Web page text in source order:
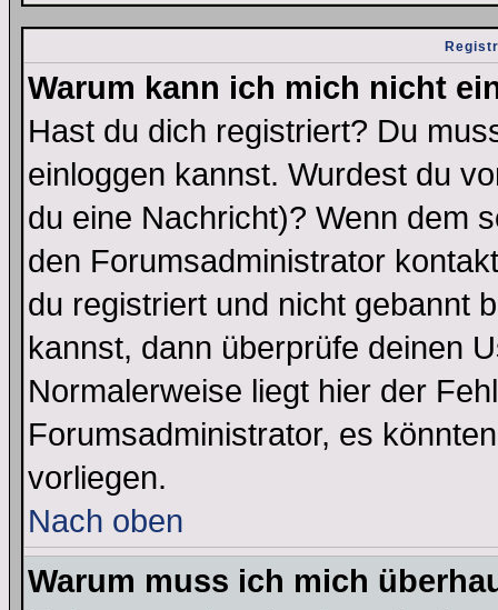
Warum kann ich mich nicht
Hast du dich registriert? Du
einloggen kannst. Wurdest du
du eine Nachricht)? Wenn dem
den Forumsadministrator
du registriert und nicht gebannt
kannst, dann überprüfe deinen
Normalerweise liegt hier der
Forumsadministrator, es
vorliegen.
Nach oben
Warum muss ich mich